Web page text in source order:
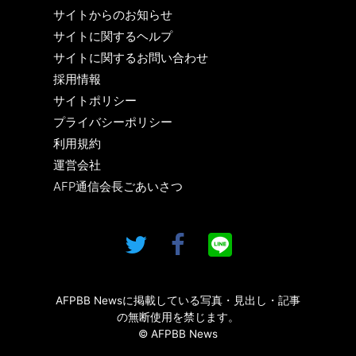
サイトからのお知らせ
サイトに関するヘルプ
サイトに関するお問い合わせ
採用情報
サイトポリシー
プライバシーポリシー
利用規約
運営会社
AFP通信会長ごあいさつ
AFPBB Newsに掲載している写真・見出し・記事
の無断使用を禁じます。
© AFPBB News